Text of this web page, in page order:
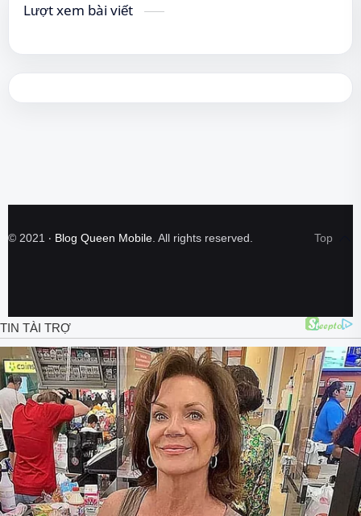
Lượt xem bài viết
© 2021 ‧ Blog Queen Mobile. All rights reserved.